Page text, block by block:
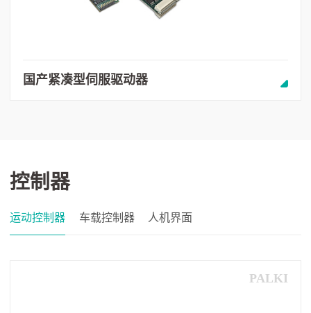
国产紧凑型伺服驱动器
控制器
运动控制器 车载控制器 人机界面
PALKI